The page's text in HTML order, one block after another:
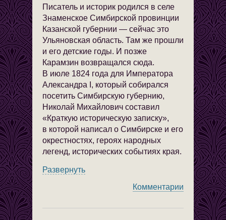
Писатель и историк родился в селе
Знаменское Симбирской провинции
Казанской губернии — сейчас это
Ульяновская область. Там же прошли
и его детские годы. И позже
Карамзин возвращался сюда.
В июле 1824 года для Императора
Александра I, который собирался
посетить Симбирскую губернию,
Николай Михайлович составил
«Краткую историческую записку»,
в которой написал о Симбирске и его
окрестностях, героях народных
легенд, исторических событиях края.
Развернуть
Комментарии